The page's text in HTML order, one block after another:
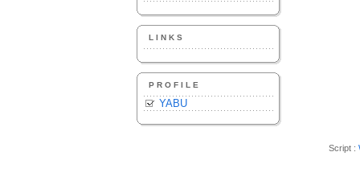
LINKS
PROFILE
YABU
Script :